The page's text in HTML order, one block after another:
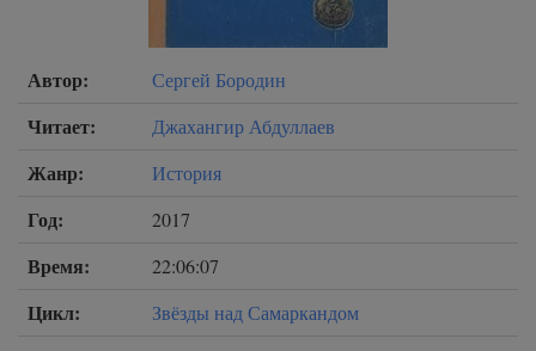
Автор: Сергей Бородин
Читает: Джахангир Абдуллаев
Жанр: История
Год: 2017
Время: 22:06:07
Цикл: Звёзды над Самаркандом